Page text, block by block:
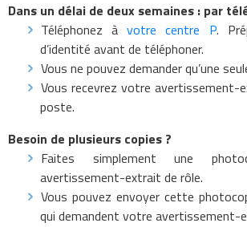
Dans un délai de deux semaines : par
Téléphonez àvotre centre P.
d’identité avant de téléphoner.
Vous ne pouvez demander qu’une
Vous recevrez votre avertissement-
poste.
Besoin de plusieurs copies ?
Faites simplement une
avertissement-extrait de rôle.
Vous pouvez envoyer cette
qui demandent votre avertissement-